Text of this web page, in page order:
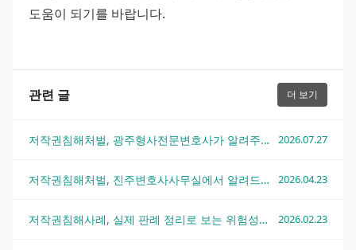
도움이 되기를 바랍니다.
관련 글 더 보기
저작권침해처벌, 광주형사전문변호사가 알려주는 실전 대응 전략 2026.07.27
저작권침해처벌, 진주변호사사무실에서 알려드리는 법적 대응 방법 2026.04.23
저작권침해사례, 실제 판례 정리로 보는 위험성과 대응 방법 2026.02.23